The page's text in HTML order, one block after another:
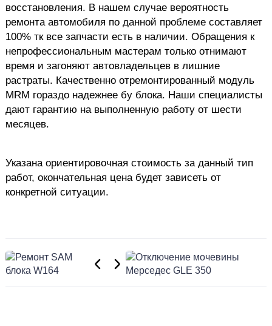
восстановления. В нашем случае вероятность
ремонта автомобиля по данной проблеме составляет
100% тк все запчасти есть в наличии. Обращения к
непрофессиональным мастерам только отнимают
время и загоняют автовладельцев в лишние
растраты. Качественно отремонтированный модуль
MRM гораздо надежнее бу блока. Наши специалисты
дают гарантию на выполненную работу от шести
месяцев.
Указана ориентировочная стоимость за данный тип
работ, окончательная цена будет зависеть от
конкретной ситуации.